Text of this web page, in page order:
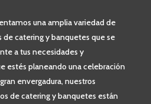
una amplia variedad de
de catering y banquetes que se
a tus necesidades y
estés planeando una celebración
envergadura, nuestros
de catering y banquetes están